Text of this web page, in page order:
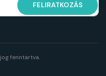
FELIRATKOZÁS
fenntartva.